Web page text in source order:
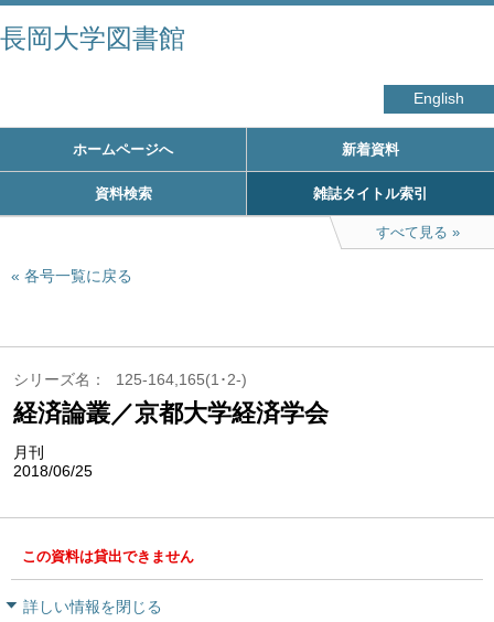
長岡大学図書館
English
ホームページへ 新着資料
資料検索 雑誌タイトル索引
すべて見る
各号一覧に戻る
シリーズ名 125-164,165(1･2-)
経済論叢／京都大学経済学会
月刊
2018/06/25
この資料は貸出できません
詳しい情報を閉じる